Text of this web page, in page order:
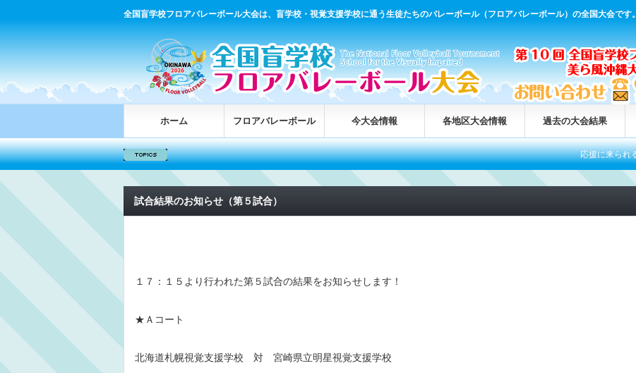
全国盲学校フロアバレーボール大会は、盲学校・視覚支援学校に通う生徒たちのバレーボール（フロアバレーボール）の全国大会です。
ホーム フロアバレーボール 今大会情報 各地区大会情報 過去の大会結果
応援に来られる方へ
試合結果のお知らせ（第５試合）
１７：１５より行われた第５試合の結果をお知らせします！
★Ａコート
北海道札幌視覚支援学校 対 宮崎県立明星視覚支援学校